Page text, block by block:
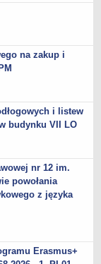
na zakup i
i listew
budynku VII LO
nr 12 im.
powołania
z języka
Erasmus+